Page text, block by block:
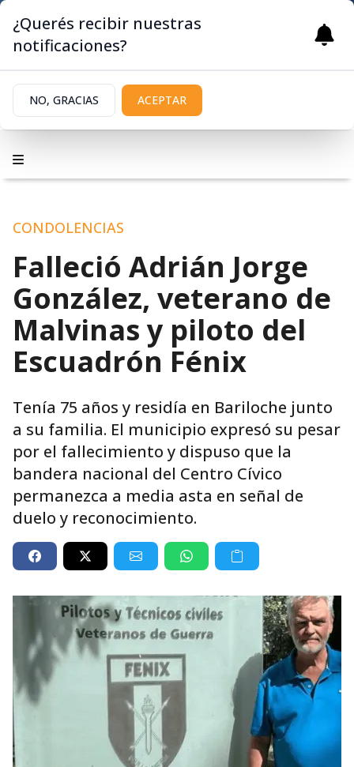
CONDOLENCIAS
Falleció Adrián Jorge
González, veterano de
Malvinas y piloto del
Escuadrón Fénix
Tenía 75 años y residía en Bariloche junto
a su familia. El municipio expresó su pesar
por el fallecimiento y dispuso que la
bandera nacional del Centro Cívico
permanezca a media asta en señal de
duelo y reconocimiento.
¿Querés recibir nuestras
notificaciones?
NO, GRACIAS ACEPTAR